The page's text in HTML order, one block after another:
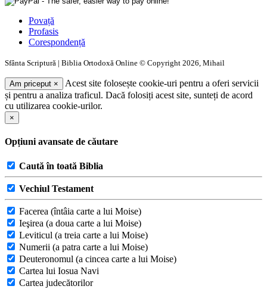
Povață
Profasis
Corespondență
Sfânta Scriptură | Biblia Ortodoxă Online © Copyright 2026, Mihail
Am priceput ×
Acest site folosește cookie-uri pentru a oferi servicii
și pentru a analiza traficul. Dacă folosiți acest site, sunteți de acord
cu utilizarea cookie-urilor.
×
Opțiuni avansate de căutare
Caută în toată Biblia
Vechiul Testament
Facerea (întâia carte a lui Moise)
Ieşirea (a doua carte a lui Moise)
Leviticul (a treia carte a lui Moise)
Numerii (a patra carte a lui Moise)
Deuteronomul (a cincea carte a lui Moise)
Cartea lui Iosua Navi
Cartea judecătorilor